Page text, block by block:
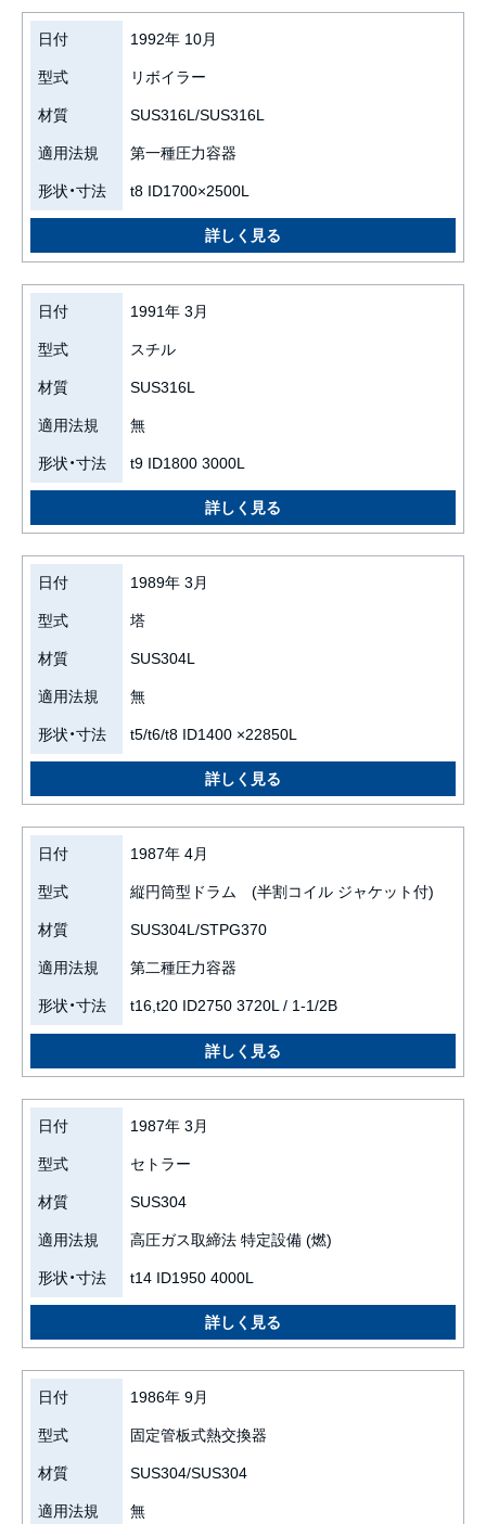
日付 1992年 10月
型式 リボイラー
材質 SUS316L/SUS316L
適用法規 第一種圧力容器
形状・寸法 t8 ID1700×2500L
日付 1991年 3月
型式 スチル
材質 SUS316L
適用法規 無
形状・寸法 t9 ID1800 3000L
日付 1989年 3月
型式 塔
材質 SUS304L
適用法規 無
形状・寸法 t5/t6/t8 ID1400 ×22850L
日付 1987年 4月
型式 縦円筒型ドラム (半割コイル ジャケット付)
材質 SUS304L/STPG370
適用法規 第二種圧力容器
形状・寸法 t16,t20 ID2750 3720L / 1-1/2B
日付 1987年 3月
型式 セトラー
材質 SUS304
適用法規 高圧ガス取締法 特定設備 (燃)
形状・寸法 t14 ID1950 4000L
日付 1986年 9月
型式 固定管板式熱交換器
材質 SUS304/SUS304
適用法規 無